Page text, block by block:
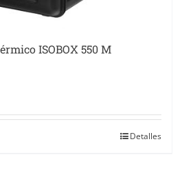
ISOBOX 550 M
Detalles